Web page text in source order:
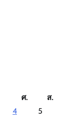
ศ.
ส.
4
5